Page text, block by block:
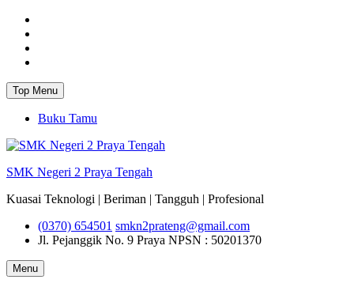
Top Menu
Buku Tamu
SMK Negeri 2 Praya Tengah
Kuasai Teknologi | Beriman | Tangguh | Profesional
(0370) 654501 smkn2prateng@gmail.com
Jl. Pejanggik No. 9 Praya NPSN : 50201370
Menu